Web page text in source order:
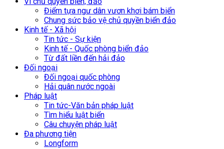
Điểm tựa ngư dân vươn khơi bám biển
Chung sức bảo vệ chủ quyền biển đảo
Kinh tế - Xã hội
Tin tức - Sự kiện
Kinh tế - Quốc phòng biển đảo
Từ đất liền đến hải đảo
Đối ngoại
Đối ngoại quốc phòng
Hải quân nước ngoài
Pháp luật
Tin tức-Văn bản pháp luật
Tìm hiểu luật biển
Câu chuyện pháp luật
Đa phương tiện
Longform